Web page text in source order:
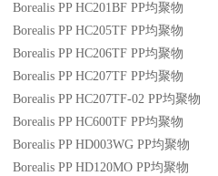
Borealis PP HC201BF PP均聚物
Borealis PP HC205TF PP均聚物
Borealis PP HC206TF PP均聚物
Borealis PP HC207TF PP均聚物
Borealis PP HC207TF-02 PP均聚物
Borealis PP HC600TF PP均聚物
Borealis PP HD003WG PP均聚物
Borealis PP HD120MO PP均聚物